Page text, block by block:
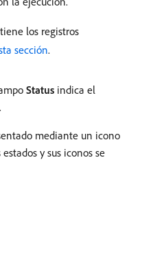
los registros
sección.
Status indica el
mediante un icono
y sus iconos se